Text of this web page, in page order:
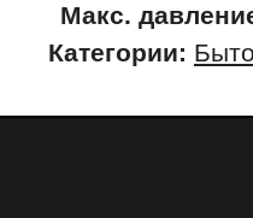
Макс.
Категории: